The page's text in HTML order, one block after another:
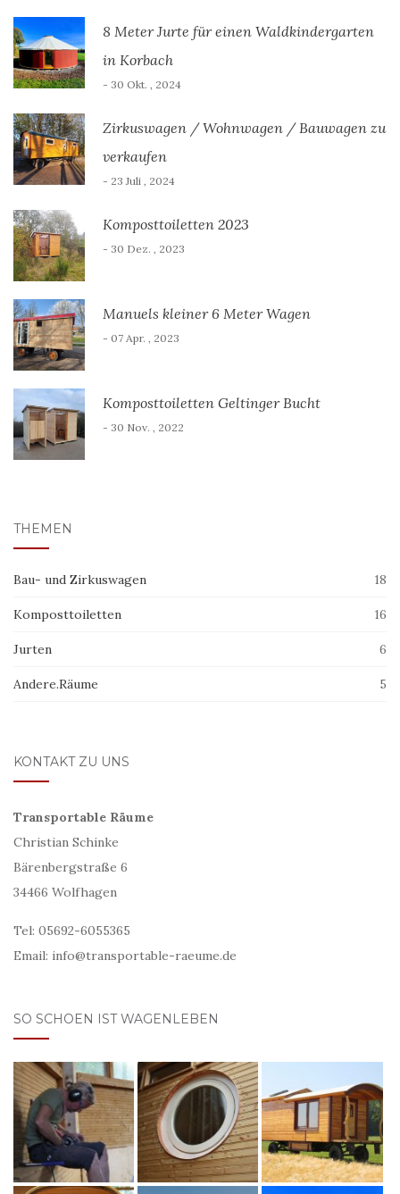
8 Meter Jurte für einen Waldkindergarten
in Korbach
- 30 Okt. , 2024
Zirkuswagen / Wohnwagen / Bauwagen zu
verkaufen
- 23 Juli , 2024
Komposttoiletten 2023
- 30 Dez. , 2023
Manuels kleiner 6 Meter Wagen
- 07 Apr. , 2023
Komposttoiletten Geltinger Bucht
- 30 Nov. , 2022
THEMEN
Bau- und Zirkuswagen 18
Komposttoiletten 16
Jurten 6
Andere.Räume 5
KONTAKT ZU UNS
Transportable Räume
Christian Schinke
Bärenbergstraße 6
34466 Wolfhagen
Tel: 05692-6055365
Email: info@transportable-raeume.de
SO SCHOEN IST WAGENLEBEN